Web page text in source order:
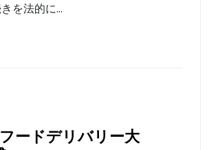
を法的に…
ードデリバリー大